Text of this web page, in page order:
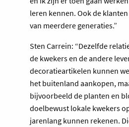
leren kennen. Ook de
van meerdere generaties.”
Sten Carrein: “Dezelfde
de kwekers en de andere
decoratieartikelen kunnen
het buitenland aankopen,
bijvoorbeeld de planten en
doelbewust lokale kwekers
jarenlang kunnen rekenen.